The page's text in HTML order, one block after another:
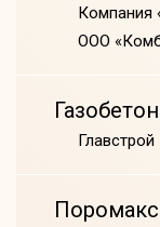
Компания
ООО
Газобетон
Главстрой
Поромакс